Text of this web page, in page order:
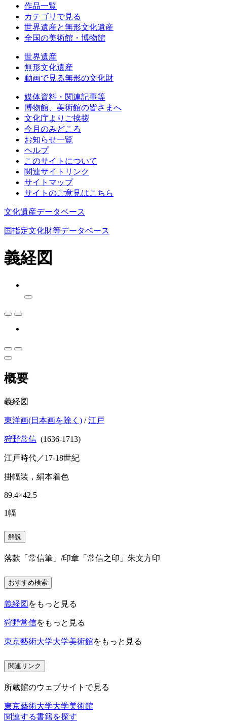
作品一覧
カテゴリで見る
世界遺産と無形文化遺産
全国の美術館・博物館
世界遺産
無形文化遺産
動画で見る無形の文化財
媒体資料・関連記事等
博物館、美術館の皆さまへ
文化庁よりご挨拶
今月のみどころ
お知らせ一覧
ヘルプ
このサイトについて
関連サイトリンク
サイトマップ
サイトのご意見はこちら
文化遺産データベース
国指定文化財等データベース
義経図
概要
義経図
東洋画(日本画を除く) /江戸
狩野常信 (1636-1713)
江戸時代／17-18世紀
掛幅装，絹本着色
89.4×42.5
1幅
解説
落款「常信筆」/印章「常信之印」朱文方印
おすすめ検索
義経図 をもっと見る
狩野常信をもっと見る
東京藝術大学大学美術館をもっと見る
関連リンク
所蔵館のウェブサイトで見る
東京藝術大学大学美術館
関連する書籍を探す